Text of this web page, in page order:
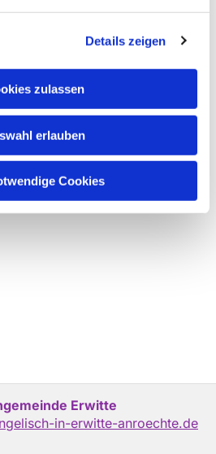
Details zeigen
zulassen
erlauben
Cookies
Erwitte
in-erwitte-anroechte.de